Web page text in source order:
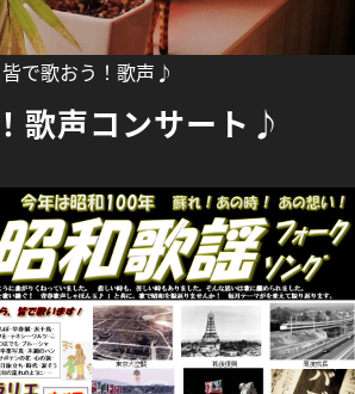
皆で歌おう！歌声♪
歌声コンサート♪